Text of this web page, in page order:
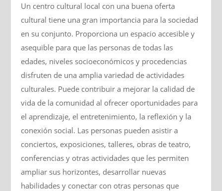
Un centro cultural local con una buena oferta
cultural tiene una gran importancia para la sociedad
en su conjunto. Proporciona un espacio accesible y
asequible para que las personas de todas las
edades, niveles socioeconómicos y procedencias
disfruten de una amplia variedad de actividades
culturales. Puede contribuir a mejorar la calidad de
vida de la comunidad al ofrecer oportunidades para
el aprendizaje, el entretenimiento, la reflexión y la
conexión social. Las personas pueden asistir a
conciertos, exposiciones, talleres, obras de teatro,
conferencias y otras actividades que les permiten
ampliar sus horizontes, desarrollar nuevas
habilidades y conectar con otras personas que